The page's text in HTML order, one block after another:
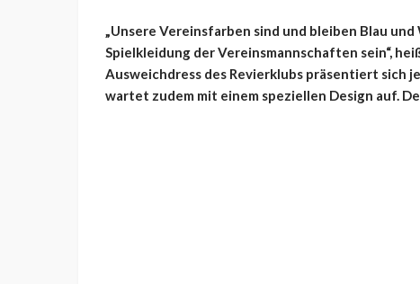
„Unsere Vereinsfarben sind und bleiben Blau
Spielkleidung der Vereinsmannschaften sein“,
Ausweichdress des Revierklubs präsentiert sich
wartet zudem mit einem speziellen Design auf.